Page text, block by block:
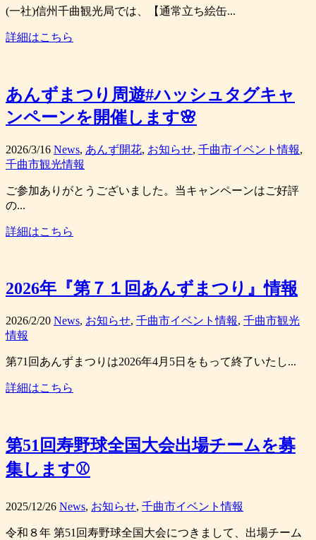
(一社)信州千曲観光局では、【通常立ち絵缶...
詳細はこちら
あんずまつり周遊#ハッシュタグキャ
ンペーンを開催します🌸
2026/3/16 News, あんず開花, お知らせ, 千曲市イベント情報,
千曲市観光情報
ご参加ありがとうございました。当キャンペーンはご好評
の...
詳細はこちら
2026年『第７１回あんずまつり』情報
2026/2/20 News, お知らせ, 千曲市イベント情報, 千曲市観光
情報
第71回あんずまつりは2026年4月5日をもって終了いたし...
詳細はこちら
第51回寿野球全国大会出場チームを募
集します⚾
2025/12/26 News, お知らせ, 千曲市イベント情報
令和８年 第51回寿野球全国大会につきまして、出場チーム